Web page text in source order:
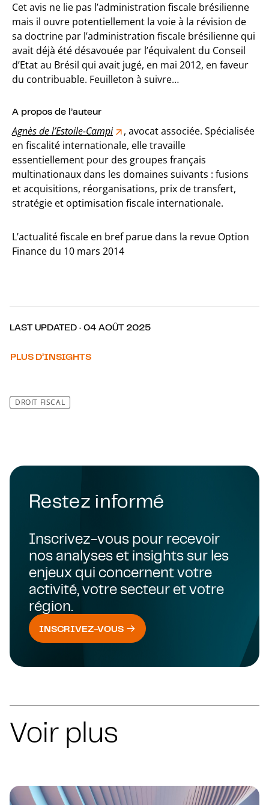
Cet avis ne lie pas l’administration fiscale brésilienne
mais il ouvre potentiellement la voie à la révision de
sa doctrine par l’administration fiscale brésilienne qui
avait déjà été désavouée par l’équivalent du Conseil
d’Etat au Brésil qui avait jugé, en mai 2012, en faveur
du contribuable. Feuilleton à suivre…
A propos de l’auteur
Agnès de l’Estoile-Campi
, avocat associée. Spécialisée
en fiscalité internationale, elle travaille
essentiellement pour des groupes français
multinationaux dans les domaines suivants : fusions
et acquisitions, réorganisations, prix de transfert,
stratégie et optimisation fiscale internationale.
L’actualité fiscale en bref parue dans la revue Option
Finance du 10 mars 2014
LAST UPDATED · 04 AOÛT 2025
PLUS D’INSIGHTS
DROIT FISCAL
Restez informé
Inscrivez-vous pour recevoir
nos analyses et insights sur les
enjeux qui concernent votre
activité, votre secteur et votre
région.
INSCRIVEZ-VOUS
Voir plus